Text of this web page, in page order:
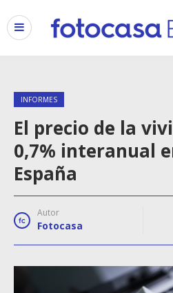
INFORMES
El precio de la
0,7% interanual
España
Autor
Fotocasa